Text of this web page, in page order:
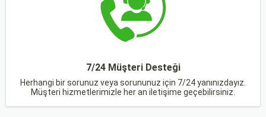
7/24 Müşteri Desteği
Herhangi bir sorunuz veya sorununuz için 7/24 yanınızdayız.
Müşteri hizmetlerimizle her an iletişime geçebilirsiniz.